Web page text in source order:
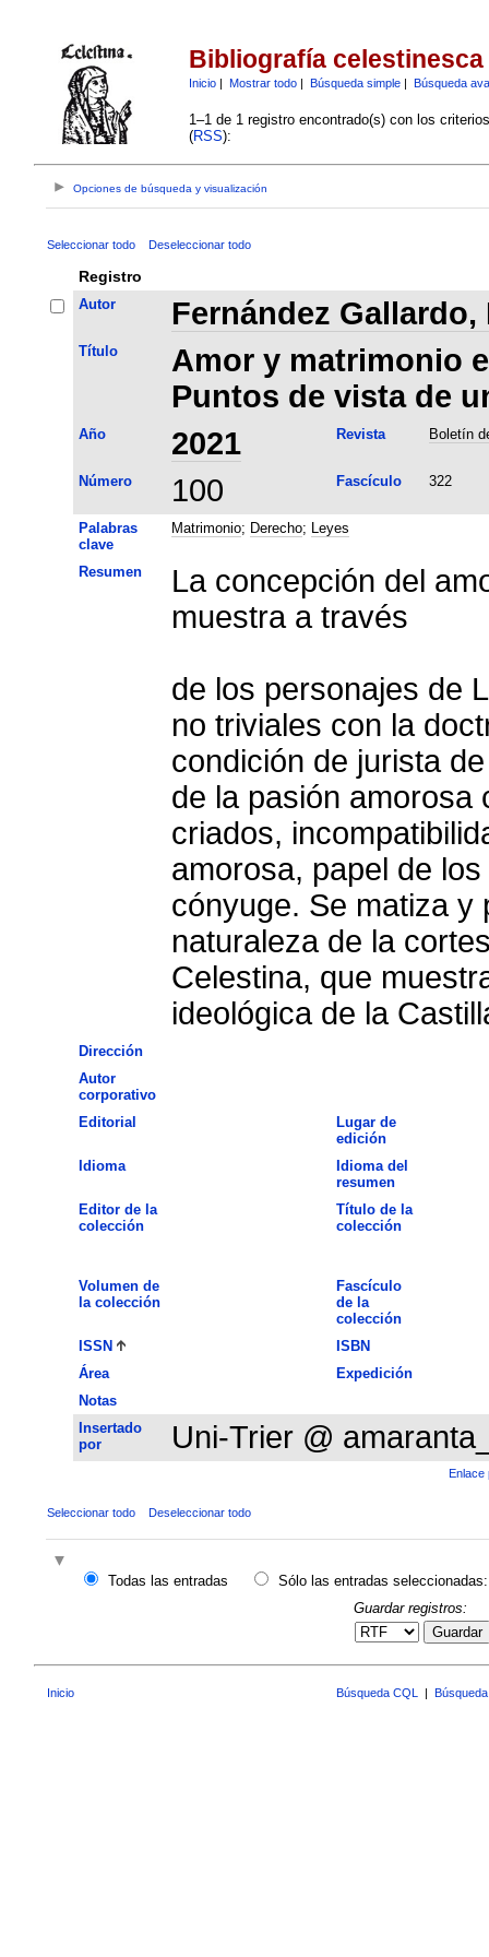
Bibliografía celestinesca
Inicio| Mostrar todo| Búsqueda simple| Búsqueda
1–1 de 1 registro encontrado(s) con los
(RSS):
Opciones de búsqueda y visualización
Seleccionar todo Deseleccionar todo
Registro
Autor Fernández Gallardo,
Título
Amor y matrimonio
Puntos de vista de
Año 2021 Revista Boletín
Número 100 Fascículo 322
Palabras
clave
Matrimonio; Derecho; Leyes
Resumen
La concepción del
muestra a través
de los personajes de
no triviales con la
condición de jurista
de la pasión amorosa
criados,
amorosa, papel de
cónyuge. Se matiza y
naturaleza de la
Celestina, que
ideológica de la
Dirección
Autor
corporativo
Editorial
Lugar de
edición
Idioma
Idioma del
resumen
Editor de la
colección
Título de la
colección
Volumen de
la colección
Fascículo
de la
colección
ISSN
ISBN
Área
Expedición
Notas
Insertado
por
Uni-Trier @
Enlace
Seleccionar todo Deseleccionar todo
Todas las entradas
Sólo las entradas seleccionadas:
Guardar registros:
Guardar
Inicio Búsqueda CQL